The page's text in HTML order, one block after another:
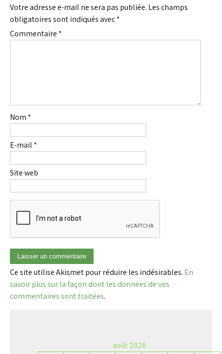
Votre adresse e-mail ne sera pas publiée. Les champs
obligatoires sont indiqués avec*
Commentaire *
Nom *
E-mail *
Site web
Ce site utilise Akismet pour réduire les indésirables. En
savoir plus sur la façon dont les données de vos
commentaires sont traitées.
août 2026